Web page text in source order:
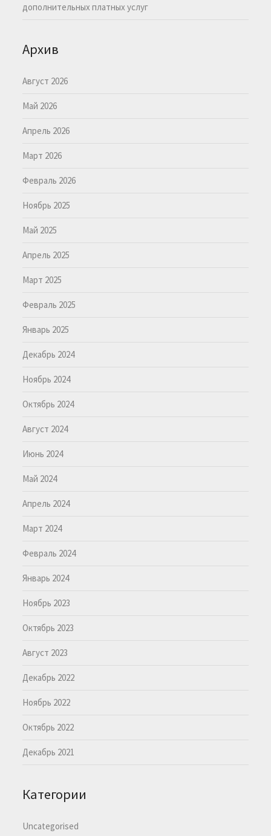
дополнительных платных услуг
Архив
Август 2026
Май 2026
Апрель 2026
Март 2026
Февраль 2026
Ноябрь 2025
Май 2025
Апрель 2025
Март 2025
Февраль 2025
Январь 2025
Декабрь 2024
Ноябрь 2024
Октябрь 2024
Август 2024
Июнь 2024
Май 2024
Апрель 2024
Март 2024
Февраль 2024
Январь 2024
Ноябрь 2023
Октябрь 2023
Август 2023
Декабрь 2022
Ноябрь 2022
Октябрь 2022
Декабрь 2021
Категории
Uncategorised